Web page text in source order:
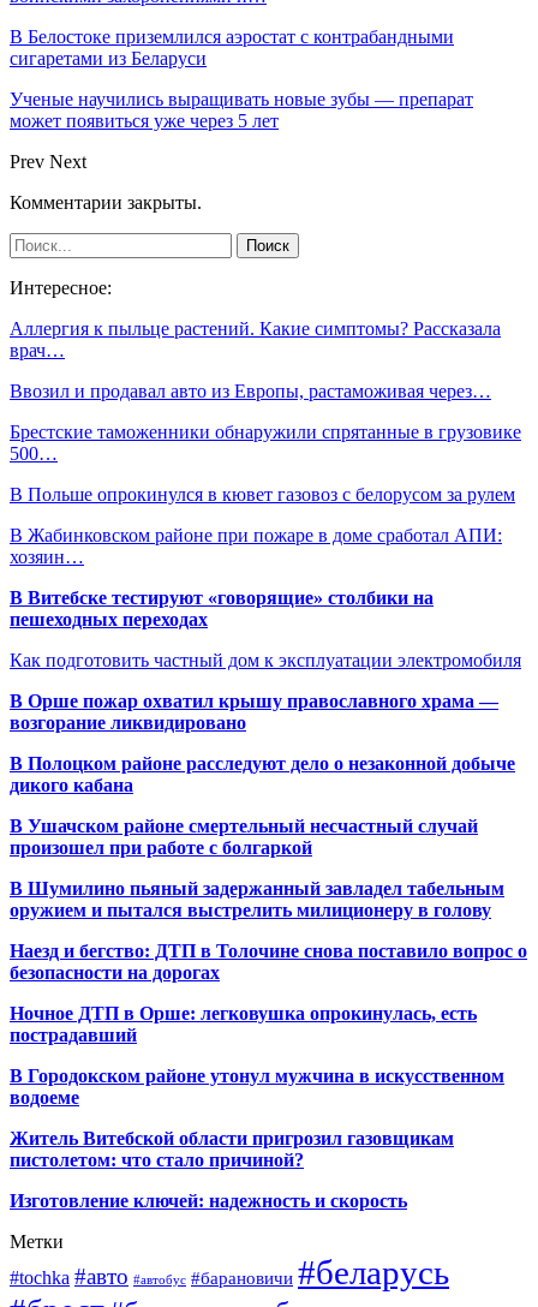
В Белостоке приземлился аэростат с контрабандными
сигаретами из Беларуси
Ученые научились выращивать новые зубы — препарат
может появиться уже через 5 лет
Prev Next
Комментарии закрыты.
Интересное:
Аллергия к пыльце растений. Какие симптомы? Рассказала
врач…
Ввозил и продавал авто из Европы, растаможивая через…
Брестские таможенники обнаружили спрятанные в грузовике
500…
В Польше опрокинулся в кювет газовоз с белорусом за рулем
В Жабинковском районе при пожаре в доме сработал АПИ:
хозяин…
В Витебске тестируют «говорящие» столбики на
пешеходных переходах
Как подготовить частный дом к эксплуатации электромобиля
В Орше пожар охватил крышу православного храма —
возгорание ликвидировано
В Полоцком районе расследуют дело о незаконной добыче
дикого кабана
В Ушачском районе смертельный несчастный случай
произошел при работе с болгаркой
В Шумилино пьяный задержанный завладел табельным
оружием и пытался выстрелить милиционеру в голову
Наезд и бегство: ДТП в Толочине снова поставило вопрос о
безопасности на дорогах
Ночное ДТП в Орше: легковушка опрокинулась, есть
пострадавший
В Городокском районе утонул мужчина в искусственном
водоеме
Житель Витебской области пригрозил газовщикам
пистолетом: что стало причиной?
Изготовление ключей: надежность и скорость
Метки
#tochka #авто #автобус #барановичи #беларусь